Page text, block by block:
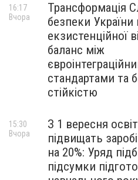
Трансформація
безпеки
екзистенційної
баланс між
стандартами та
стійкістю
16:17
Вчора
З 1 вересня
підвищать
на 20%: Уряд
підсумки
15:30
Вчора